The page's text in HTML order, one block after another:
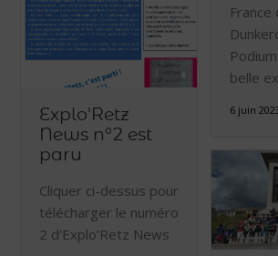
France
belle
6 juin
Explo'Retz
News n°2 est
paru
Cliquer ci-dessus pour
télécharger le numéro
2 d’Explo’Retz News